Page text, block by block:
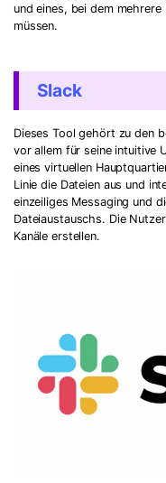
und eines, bei dem
müssen.
Slack
Dieses Tool gehört zu den
vor allem für seine intuitive
eines virtuellen
Linie die Dateien aus und
einzeiliges Messaging und
Dateiaustauschs. Die
Kanäle erstellen.